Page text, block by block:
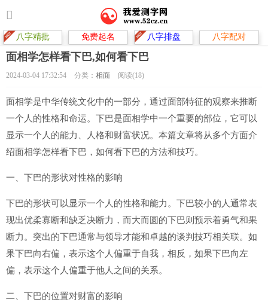
八字精批 免费起名 八字排盘 八字配对
面相学怎样看下巴,如何看下巴
2024-03-04 17:32:54 分类： 相面 阅读(18)
面相学是中华传统文化中的一部分，通过面部特征的观察来推断
一个人的性格和命运。下巴是面相学中一个重要的部位，它可以
显示一个人的能力、人格和财富状况。本篇文章将从多个方面介
绍面相学怎样看下巴，如何看下巴的方法和技巧。
一、下巴的形状对性格的影响
下巴的形状可以显示一个人的性格和能力。下巴较小的人通常表
现出优柔寡断和缺乏决断力，而大而圆的下巴则预示着勇气和果
断力。突出的下巴通常与领导才能和卓越的谈判技巧相关联。如
果下巴向右偏，表示这个人偏重于自我，相反，如果下巴向左
偏，表示这个人偏重于他人之间的关系。
二、下巴的位置对财富的影响